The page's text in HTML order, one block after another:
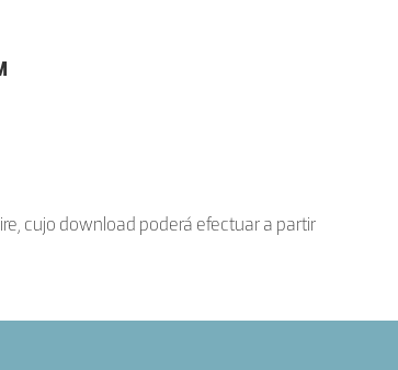
cujo download poderá efectuar a partir